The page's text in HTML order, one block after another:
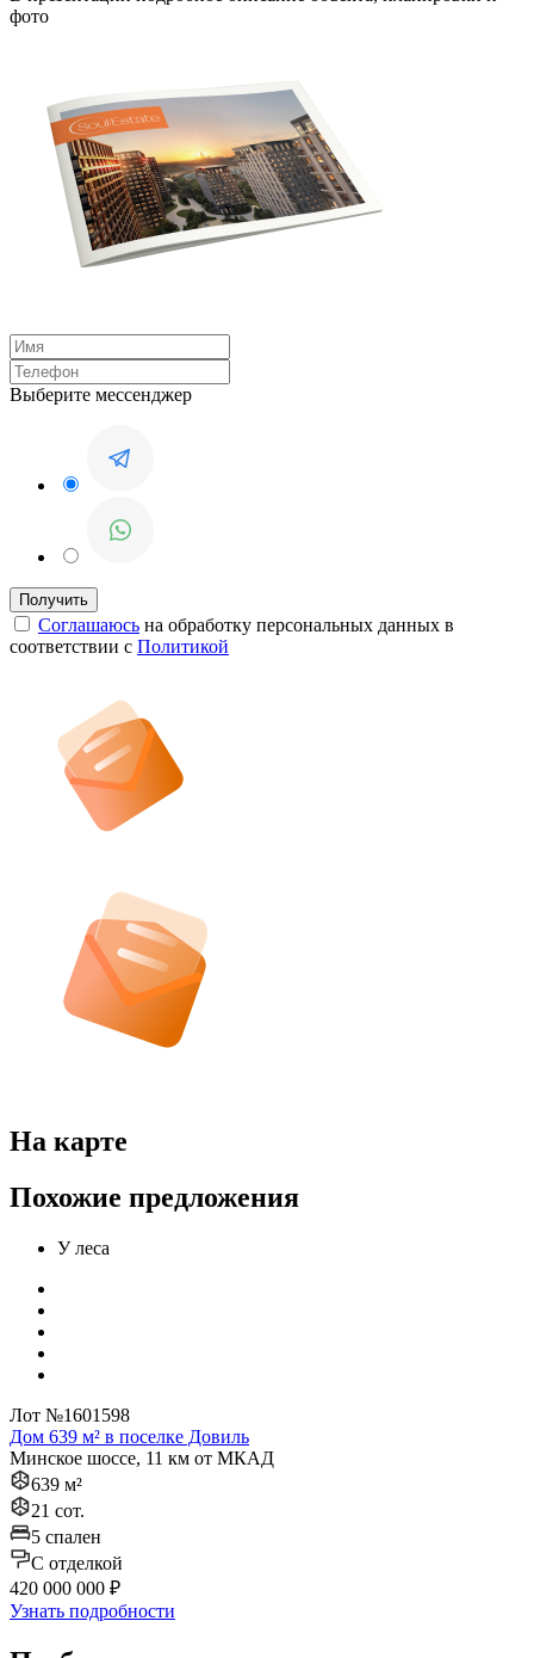
фото
Выберите мессенджер
Соглашаюсь на обработку персональных данных в
соответствии с Политикой
На карте
Похожие предложения
У леса
Лот №1601598
Дом 639 м² в поселке Довиль
Минское шоссе, 11 км от МКАД
639 м²
21 сот.
5 спален
C отделкой
420 000 000 ₽
Узнать подробности